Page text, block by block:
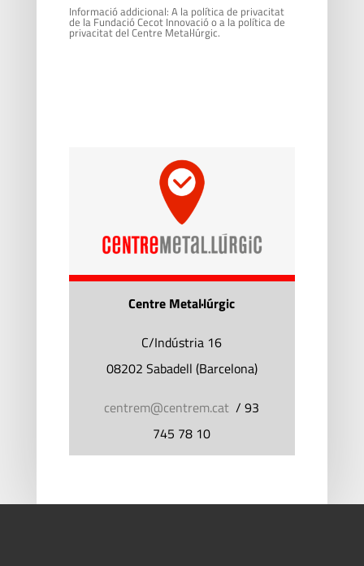
Informació addicional: A la política de privacitat
de la Fundació Cecot Innovació o a la política de
privacitat del Centre Metal·lúrgic.
Centre Metal·lúrgic
C/Indústria 16
08202 Sabadell (Barcelona)
centrem@centrem.cat /93
745 78 10